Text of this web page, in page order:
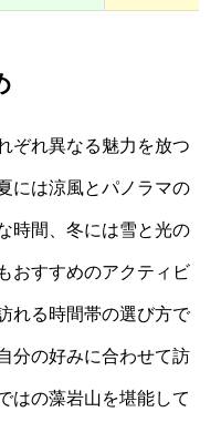
ぞれ異なる魅力を放つ
には涼風とパノラマの
時間、冬には雪と光の
おすすめのアクティビ
れる時間帯の選び方で
分の好みに合わせて訪
はの藻岩山を堪能して